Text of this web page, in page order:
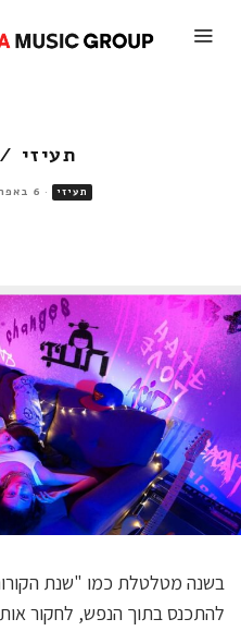
תעיזי
תעיזי · 6 באפריל 2022
בשנה מטלטלת כמו "שנת
להתכנס בתוך הנפש, לחקור